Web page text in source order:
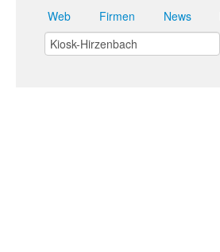
Web Firmen News